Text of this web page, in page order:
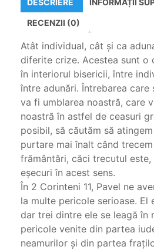
RECENZII (0)
Atât individual, cât și ca
diferite crize. Acestea sunt o
în interiorul bisericii, între
între adunări. Întrebarea care
va fi umblarea noastră, care
noastră în astfel de ceasuri
posibil, să căutăm să
purtare mai înalt când
frământări, căci trecutul
eșecuri în acest sens.
În 2 Corinteni 11, Pavel ne
la multe pericole serioase. El
dar trei dintre ele se leagă în
pericole venite din partea
neamurilor și din partea